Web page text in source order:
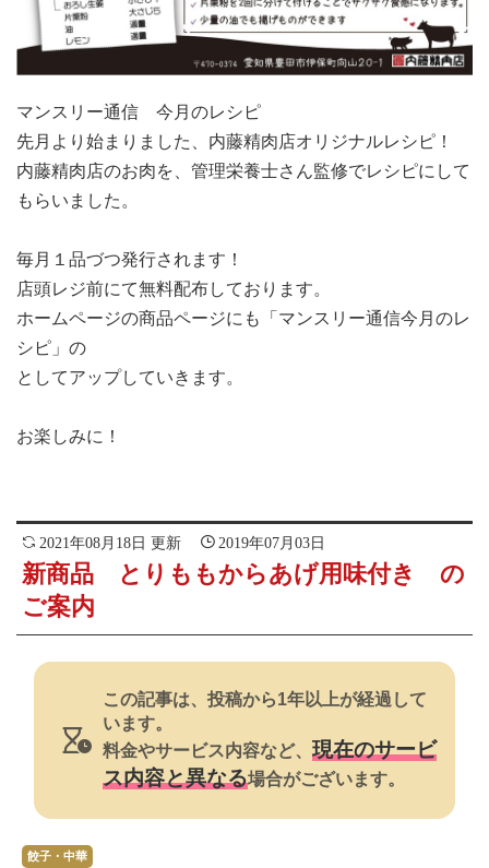
マンスリー通信 今月のレシピ
先月より始まりました、内藤精肉店オリジナルレシピ！
内藤精肉店のお肉を、管理栄養士さん監修でレシピにして
もらいました。
毎月１品づつ発行されます！
店頭レジ前にて無料配布しております。
ホームページの商品ページにも「マンスリー通信今月のレ
シピ」の
としてアップしていきます。
お楽しみに！
2021年08月18日 更新 2019年07月03日
新商品 とりももからあげ用味付き の
ご案内
この記事は、投稿から1年以上が経過して
います。
料金やサービス内容など、 現在のサービ
ス内容と異なる場合がございます。
餃子・中華